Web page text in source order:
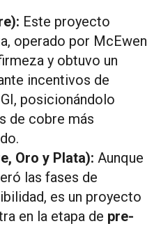
Este proyecto
operado por McEwen
y obtuvo un
incentivos de
posicionándolo
de cobre más
Oro y Plata): Aunque
las fases de
es un proyecto
en la etapa de pre-